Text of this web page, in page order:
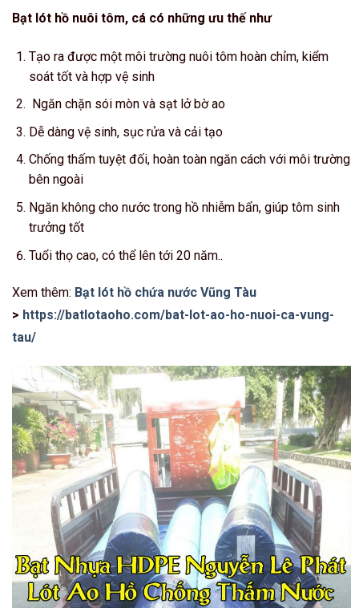
Bạt lót hồ nuôi tôm, cá có những ưu thế như
Tạo ra được một môi trường nuôi tôm hoàn chỉm, kiểm
soát tốt và hợp vệ sinh
Ngăn chặn sói mòn và sạt lở bờ ao
Dễ dàng vệ sinh, sục rửa và cải tạo
Chống thấm tuyệt đối, hoàn toàn ngăn cách với môi trường
bên ngoài
Ngăn không cho nước trong hồ nhiễm bẩn, giúp tôm sinh
trưởng tốt
Tuổi thọ cao, có thể lên tới 20 năm..
Xem thêm: Bạt lót hồ chứa nước Vũng Tàu
> https://batlotaoho.com/bat-lot-ao-ho-nuoi-ca-vung-
tau/